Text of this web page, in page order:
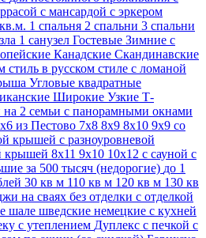
с мансардой с эркером
1 спальня 2 спальни 3 спальни
1 санузел Гостевые Зимние с
Канадские Скандинавские
стиль в русском стиле с ломаной
Угловые квадратные
Широкие Узкие Т-
на 2 семьи с панорамными окнами
из Пестово 7х8 8х9 8х10 9х9 со
крышей с разноуровневой
крышей 8х11 9х10 10х12 с сауной с
за 500 тысяч (недорогие) до 1
30 кв м 110 кв м 120 кв м 130 кв
на сваях без отделки с отделкой
шале шведские немецкие с кухней
с утеплением Дуплекс с печкой с